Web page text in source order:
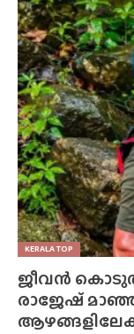
KERALA TOP
ജീവൻ
രാജേഷ്